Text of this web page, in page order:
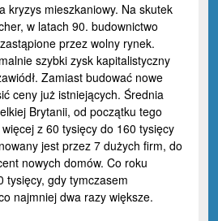
kryzys mieszkaniowy. Na skutek
w latach 90. budownictwo
przez wolny rynek.
szybki zysk kapitalistyczny
Zamiast budować nowe
ceny już istniejących. Średnia
Brytanii, od początku tego
z 60 tysięcy do 160 tysięcy
jest przez 7 dużych firm, do
nowych domów. Co roku
tysięcy, gdy tymczasem
najmniej dwa razy większe.